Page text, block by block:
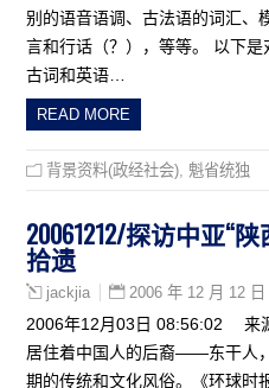
别的语音语调、古法语的词汇、
言和行话（？），等等。 以下
古词和英语…
READ MORE
背景资料(政经社会) 魁省统独
20061212/探访中亚“
拾遗
jackjia 2006 年 12 月 12 日
2006年12月03日 08:56:02 来
居住着中国人的后裔——东干人
期的传统和文化风俗。《环球时